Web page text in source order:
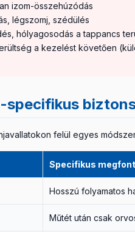
izom-összehúzódás
légszomj, szédülés
hólyagosodás a tappancs
a kezelést követően
specifikus
felül egyes
Specifikus
Hosszú folyamatos
Műtét után csak